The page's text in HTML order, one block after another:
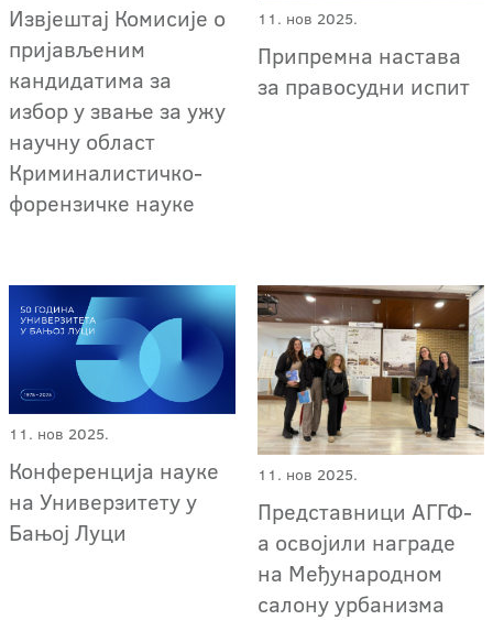
Извјештај Комисије о
пријављеним
кандидатима за
избор у звање за ужу
научну област
Криминалистичко-
форензичке науке
11. нов 2025.
Припремна настава
за правосудни испит
11. нов 2025.
Конференција науке
на Универзитету у
Бањој Луци
11. нов 2025.
Представници АГГФ-
а освојили награде
на Међународном
салону урбанизма